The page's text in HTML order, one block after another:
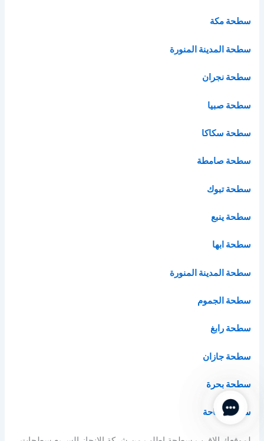
سطحة مكة
سطحة المدينة المنورة
سطحة نجران
سطحة صبيا
سطحة سكاكا
سطحة صامطة
سطحة تبوك
سطحة ينبع
سطحة ابها
سطحة المدينة المنورة
سطحة الجموم
سطحة رابغ
سطحة جازان
سطحة بحرة
سطحة الباحة
Contact Us